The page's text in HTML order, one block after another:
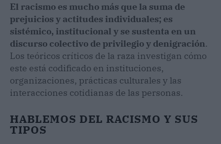
El racismo es mucho más que la suma de
prejuicios y actitudes individuales; es
sistémico, institucional y se sustenta en un
discurso colectivo de privilegio y denigración.
Los teóricos críticos de la raza investigan cómo
este está codificado en instituciones,
organizaciones, prácticas culturales y las
interacciones cotidianas de las personas.
HABLEMOS DEL RACISMO Y SUS
TIPOS